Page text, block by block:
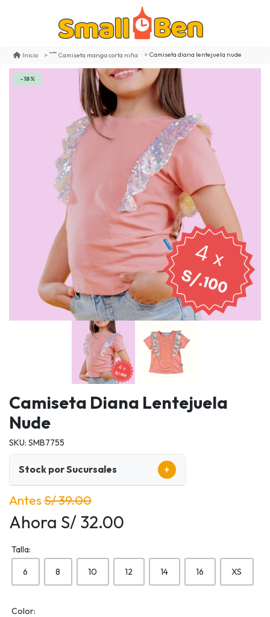
Inicio Camiseta manga corta niña Camiseta diana lentejuela nude
-18%
Camiseta Diana Lentejuela
Nude
SKU: SMB7755
Stock por Sucursales +
AntesS/ 39.00
Ahora S/ 32.00
Talla:
6 8 10 12 14 16 XS
Color: